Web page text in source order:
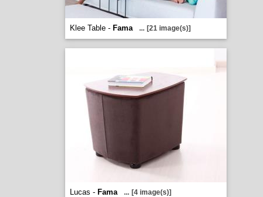
Klee Table - Fama ... [21 image(s)]
Lucas - Fama ... [4 image(s)]